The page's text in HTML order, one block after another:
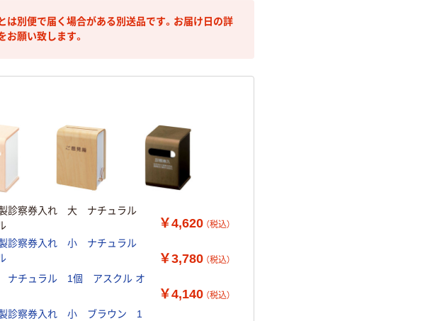
は別便で届く場合がある別送品です。お届け日の詳
願い致します。
診察券入れ 大 ナチュラル
￥4,620 （税込）
診察券入れ 小 ナチュラル
￥3,780 （税込）
ナチュラル 1個 アスクル オ
￥4,140 （税込）
診察券入れ 小 ブラウン 1